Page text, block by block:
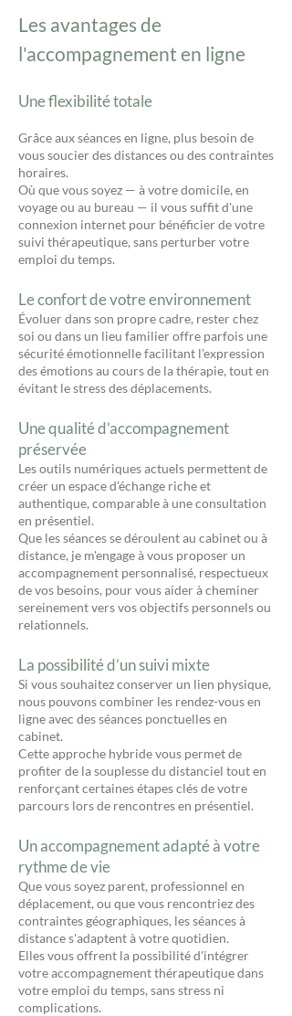
Les avantages de
l'accompagnement en ligne
Une flexibilité totale
Grâce aux séances en ligne, plus besoin de
vous soucier des distances ou des contraintes
horaires.
Où que vous soyez — à votre domicile, en
voyage ou au bureau — il vous suffit d'une
connexion internet pour bénéficier de votre
suivi thérapeutique, sans perturber votre
emploi du temps.
Le confort de votre environnement
Évoluer dans son propre cadre, rester chez
soi ou dans un lieu familier offre parfois une
sécurité émotionnelle facilitant l’expression
des émotions au cours de la thérapie, tout en
évitant le stress des déplacements.
Une qualité d’accompagnement
préservée
Les outils numériques actuels permettent de
créer un espace d’échange riche et
authentique, comparable à une consultation
en présentiel.
Que les séances se déroulent au cabinet ou à
distance, je m'engage à vous proposer un
accompagnement personnalisé, respectueux
de vos besoins, pour vous aider à cheminer
sereinement vers vos objectifs personnels ou
relationnels.
La possibilité d’un suivi mixte
Si vous souhaitez conserver un lien physique,
nous pouvons combiner les rendez-vous en
ligne avec des séances ponctuelles en
cabinet.
Cette approche hybride vous permet de
profiter de la souplesse du distanciel tout en
renforçant certaines étapes clés de votre
parcours lors de rencontres en présentiel.
Un accompagnement adapté à votre
rythme de vie
Que vous soyez parent, professionnel en
déplacement, ou que vous rencontriez des
contraintes géographiques, les séances à
distance s'adaptent à votre quotidien.
Elles vous offrent la possibilité d'intégrer
votre accompagnement thérapeutique dans
votre emploi du temps, sans stress ni
complications.